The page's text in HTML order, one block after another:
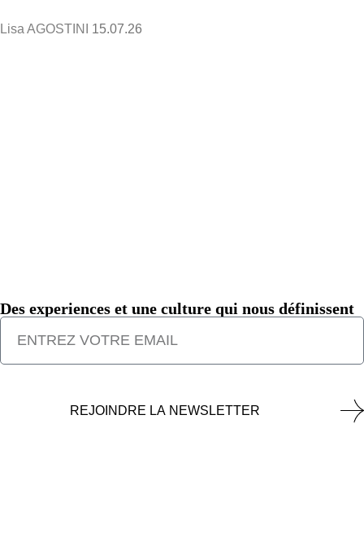
Lisa AGOSTINI 15.07.26
Des experiences et une culture qui nous définissent
REJOINDRE LA NEWSLETTER